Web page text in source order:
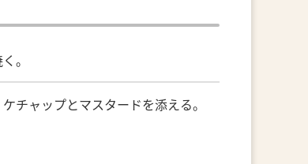
。
チャップとマスタードを添える。